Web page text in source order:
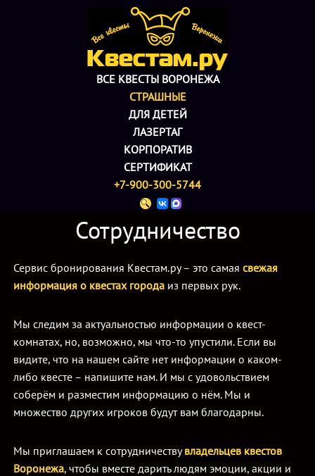
ВСЕ КВЕСТЫ ВОРОНЕЖА
СТРАШНЫЕ
ДЛЯ ДЕТЕЙ
ЛАЗЕРТАГ
КОРПОРАТИВ
СЕРТИФИКАТ
+7-900-300-5744
Сотрудничество
Сервис бронирования Квестам.ру – это самая свежая
информация о квестах города из первых рук.
Мы следим за актуальностью информации о квест-
комнатах, но, возможно, мы что-то упустили. Если вы
видите, что на нашем сайте нет информации о каком-
либо квесте – напишите нам. И мы с удовольствием
соберём и разместим информацию о нём. Мы и
множество других игроков будут вам благодарны.
Мы приглашаем к сотрудничествувладельцев квестов
Воронежа, чтобы вместе дарить людям эмоции, акции и